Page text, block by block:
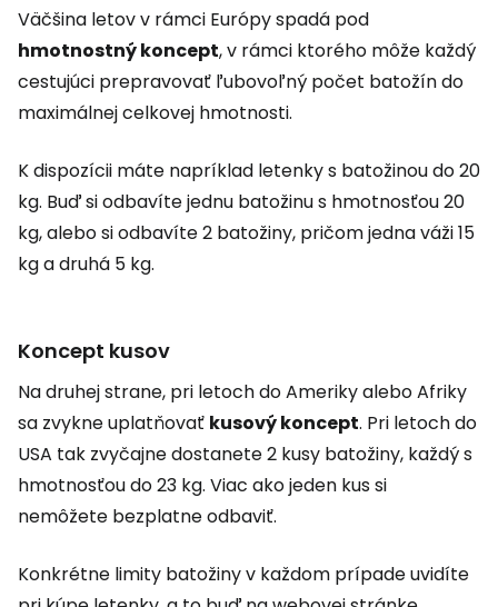
Väčšina letov v rámci Európy spadá pod
hmotnostný koncept, v rámci ktorého môže každý
cestujúci prepravovať ľubovoľný počet batožín do
maximálnej celkovej hmotnosti.
K dispozícii máte napríklad letenky s batožinou do 20
kg. Buď si odbavíte jednu batožinu s hmotnosťou 20
kg, alebo si odbavíte 2 batožiny, pričom jedna váži 15
kg a druhá 5 kg.
Koncept kusov
Na druhej strane, pri letoch do Ameriky alebo Afriky
sa zvykne uplatňovať kusový koncept. Pri letoch do
USA tak zvyčajne dostanete 2 kusy batožiny, každý s
hmotnosťou do 23 kg. Viac ako jeden kus si
nemôžete bezplatne odbaviť.
Konkrétne limity batožiny v každom prípade uvidíte